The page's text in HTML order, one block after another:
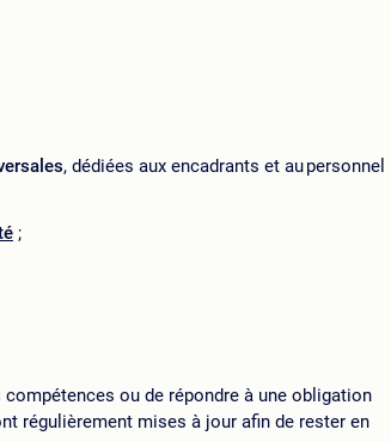
, dédiées aux encadrants et au personnel
;
ou de répondre à une obligation
régulièrement mises à jour afin de rester en